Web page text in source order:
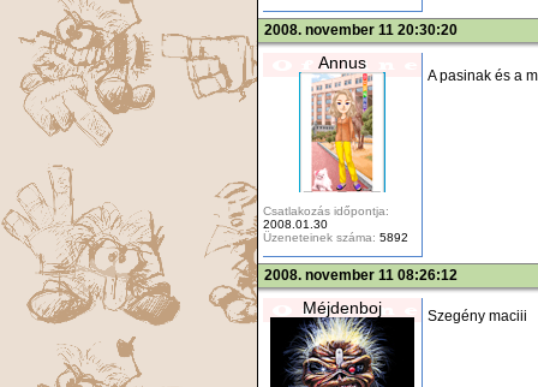
2008. november 11 20:30:20
Annus
Csatlakozás időpontja:
2008.01.30
Üzeneteinek száma: 5892
A pasinak és a
2008. november 11 08:26:12
Méjdenboj Szegény maciii